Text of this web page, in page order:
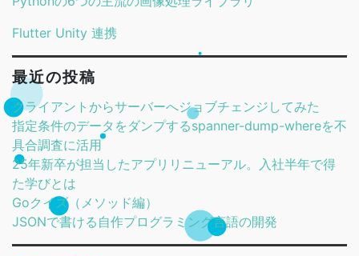
Flutter Unity 連携
最近の投稿
クライアントからサーバーへジョブチェンジしてみた
指定条件のデータをダンプするspanner-dump-whereを不
具合調査に活用
25年新卒が担当したアプリリニューアル。入社半年で得
た学びとは
Goクイズ（メソッド編）
JSONで書ける自作プログラミング言語の開発